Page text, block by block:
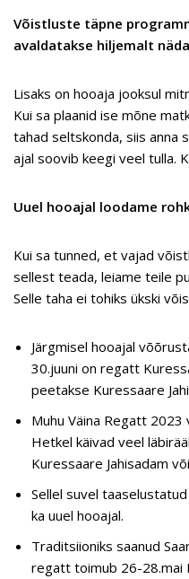
Võistluste täpne
avaldatakse hiljemalt
Lisaks on hooaja jooksul
Kui sa plaanid ise mõne
tahad seltskonda, siis anna
ajal soovib keegi veel tulla.
Uuel hooajal loodame
Kui sa tunned, et vajad
sellest teada, leiame teile
Selle taha ei tohiks ükski
Järgmisel hooajal
30.juuni on regatt
peetakse Kuressaare
Muhu Väina Regatt 2023
Hetkel käivad veel
Kuressaare Jahisadam
Sellel suvel
ka uuel hooajal.
Traditsiioniks saanud
regatt toimub 26-28.mai